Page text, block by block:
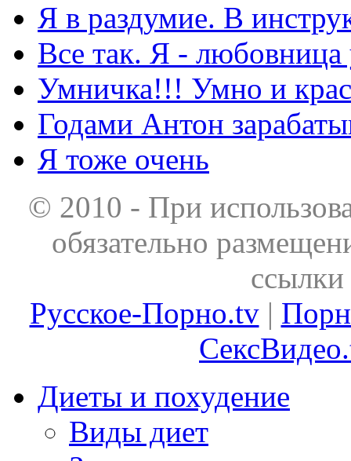
Я в раздумие. В
Все так. Я - любовница
Умничка!!! Умно и
Годами Антон
Я тоже очень
© 2010 - При
обязательно
ссылки
Русское-Порно.tv|
Диеты и похудение
Виды диет